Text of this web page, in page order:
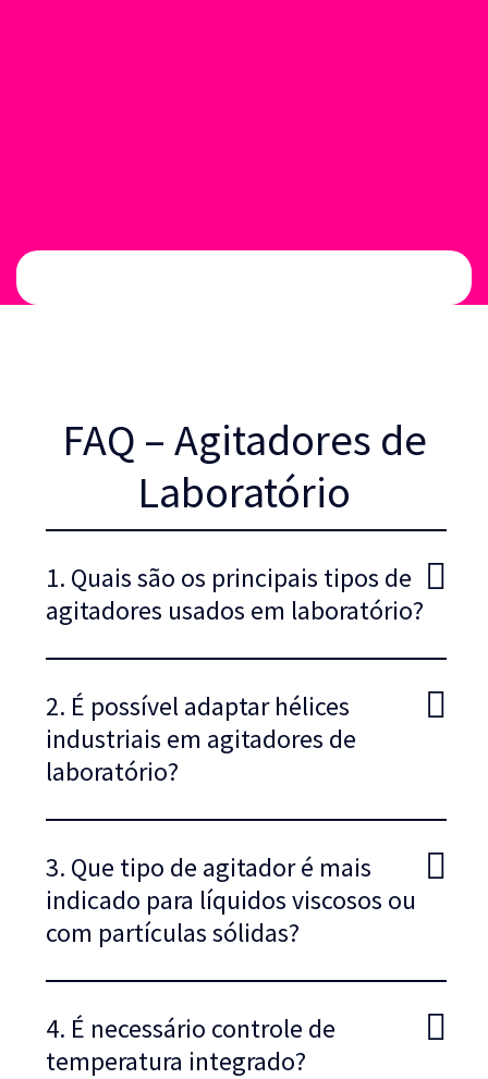
FAQ – Agitadores de
Laboratório
1. Quais são os principais tipos de
agitadores usados em laboratório?
2. É possível adaptar hélices
industriais em agitadores de
laboratório?
3. Que tipo de agitador é mais
indicado para líquidos viscosos ou
com partículas sólidas?
4. É necessário controle de
temperatura integrado?